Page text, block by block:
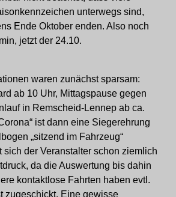
unterwegs sind,
Ende Oktober enden. Also noch
jetzt der 24.10.
waren zunächst sparsam:
ab 10 Uhr, Mittagspause gegen
in Remscheid-Lennep ab ca.
ist dann eine Siegerehrung
„sitzend im Fahrzeug“
sich der Veranstalter schon ziemlich
da die Auswertung bis dahin
kontaktlose Fahrten haben evtl.
zugeschickt. Eine gewisse